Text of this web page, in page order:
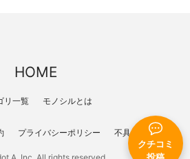
クチコミ
HOME
リ一覧 モノシルとは
プライバシーポリシー 不具合報告